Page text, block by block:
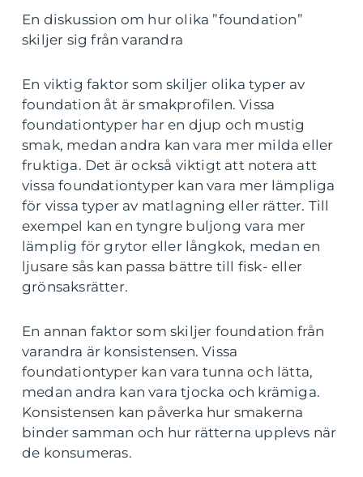
En diskussion om hur olika ”foundation”
skiljer sig från varandra
En viktig faktor som skiljer olika typer av
foundation åt är smakprofilen. Vissa
foundationtyper har en djup och mustig
smak, medan andra kan vara mer milda eller
fruktiga. Det är också viktigt att notera att
vissa foundationtyper kan vara mer lämpliga
för vissa typer av matlagning eller rätter. Till
exempel kan en tyngre buljong vara mer
lämplig för grytor eller långkok, medan en
ljusare sås kan passa bättre till fisk- eller
grönsaksrätter.
En annan faktor som skiljer foundation från
varandra är konsistensen. Vissa
foundationtyper kan vara tunna och lätta,
medan andra kan vara tjocka och krämiga.
Konsistensen kan påverka hur smakerna
binder samman och hur rätterna upplevs när
de konsumeras.